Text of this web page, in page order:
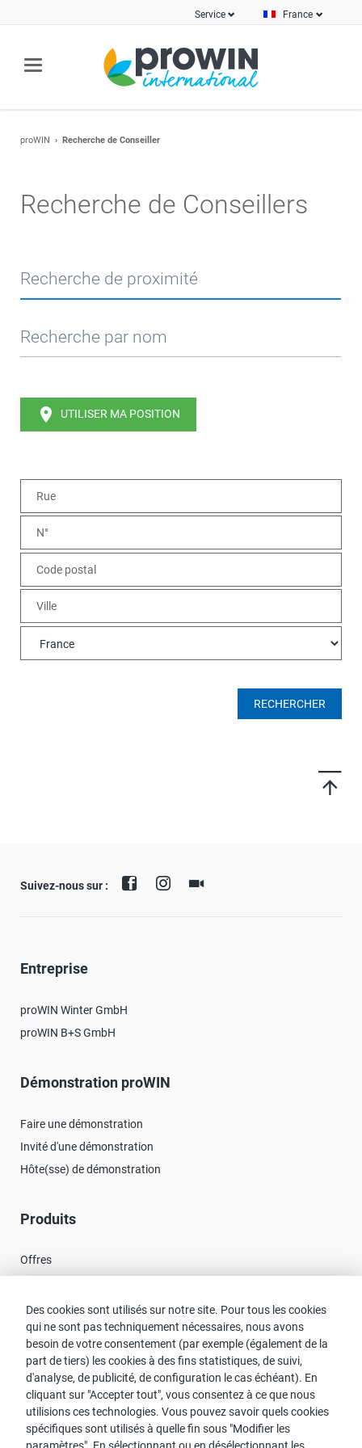
France
Service
proWIN Recherche de Conseiller
Recherche de Conseillers
Recherche de proximité
Recherche par nom
place UTILISER MA POSITION
RECHERCHER
Des cookies sont utilisés sur notre site. Pour tous les cookies
qui ne sont pas techniquement nécessaires, nous avons
besoin de votre consentement (par exemple (également de la
part de tiers) les cookies à des fins statistiques, de suivi,
d'analyse, de publicité, de configuration le cas échéant). En
cliquant sur "Accepter tout", vous consentez à ce que nous
utilisions ces technologies. Vous pouvez savoir quels cookies
spécifiques sont utilisés à quelle fin sous "Modifier les
Suivez-nous sur :
Entreprise
proWIN Winter GmbH
proWIN B+S GmbH
Démonstration proWIN
Faire une démonstration
Invité d'une démonstration
Hôte(sse) de démonstration
Produits
Offres
Contact
Recherche de Conseillers
Contact avec proWIN
Service-FAQ